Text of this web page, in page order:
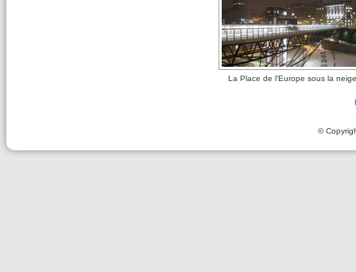
La Place de l'Europe sous la
©